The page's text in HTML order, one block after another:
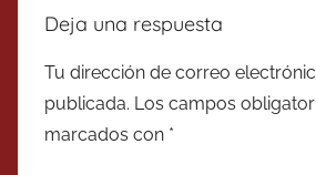
Deja una respuesta
Tu dirección de correo
publicada. Los campos
marcados con *